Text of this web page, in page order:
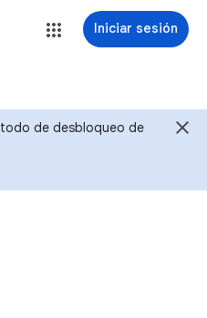
Iniciar sesión
de desbloqueo de